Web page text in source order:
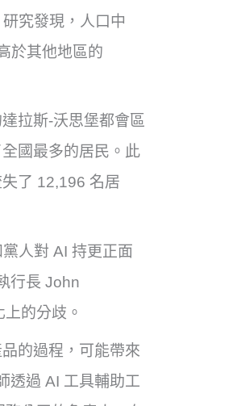
究發現，人口中
於其他地區的
拉斯-沃思堡都會區
國最多的居民。此
了 12,196 名居
人對 AI 持更正面
行長 John
的分歧。
的過程，可能帶來
透過 AI 工具輔助工